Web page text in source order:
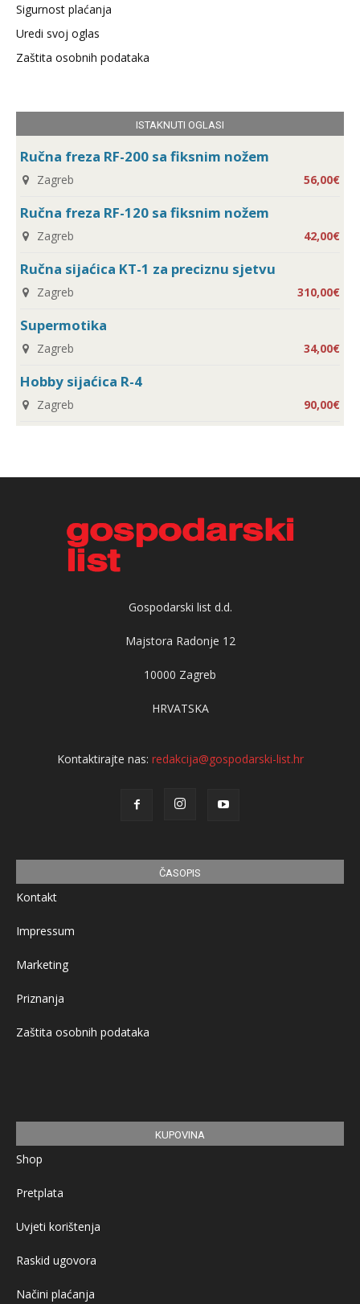
Sigurnost plaćanja
Uredi svoj oglas
Zaštita osobnih podataka
ISTAKNUTI OGLASI
Ručna freza RF-200 sa fiksnim nožem
Zagreb 56,00€
Ručna freza RF-120 sa fiksnim nožem
Zagreb 42,00€
Ručna sijaćica KT-1 za preciznu sjetvu
Zagreb 310,00€
Supermotika
Zagreb 34,00€
Hobby sijaćica R-4
Zagreb 90,00€
Gospodarski list d.d.
Majstora Radonje 12
10000 Zagreb
HRVATSKA
Kontaktirajte nas: redakcija@gospodarski-list.hr
ČASOPIS
Kontakt
Impressum
Marketing
Priznanja
Zaštita osobnih podataka
KUPOVINA
Shop
Pretplata
Uvjeti korištenja
Raskid ugovora
Načini plaćanja